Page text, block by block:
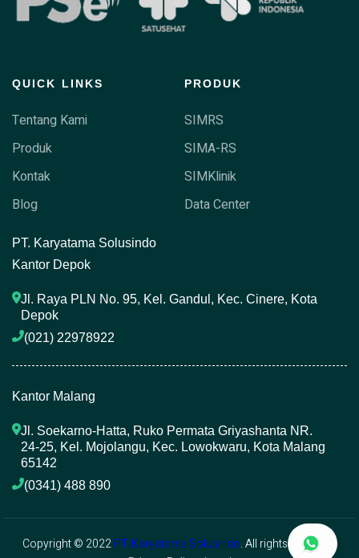
QUICK LINKS
Tentang Kami
Produk
Kontak
Blog
PRODUK
SIMRS
SIMA-RS
SIMKlinik
Data Center
PT. Karyatama Solusindo
Kantor Depok
Jl. Raya PLN No. 95, Kel. Gandul, Kec. Cinere, Kota
Depok
(021) 22978922
Kantor Malang
Jl. Soekarno-Hatta, Ruko Permata Griyashanta NR.
24-25, Kel. Mojolangu, Kec. Lowokwaru, Kota Malang
65142
(0341) 488 890
Copyright © 2022PT. Karyatama Solusindo. All rights reserved.